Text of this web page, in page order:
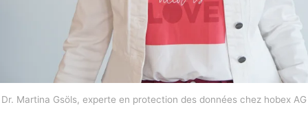
Dr. Martina Gsöls, experte en protection des données chez hobex AG